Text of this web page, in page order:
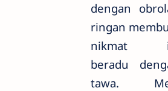
dengan
ringan
nikmat
beradu
tawa.